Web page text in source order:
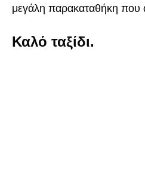
μεγάλη παρακαταθήκη που
Καλό ταξίδι.